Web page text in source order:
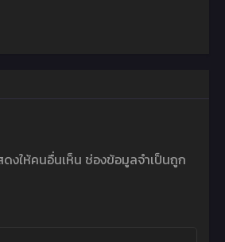
งให้คนอื่นเห็น ช่องข้อมูลจำเป็นถูก